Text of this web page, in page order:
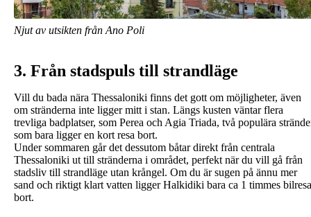
Njut av utsikten från Ano Poli
3. Från stadspuls till strandläge
Vill du bada nära Thessaloniki finns det gott om möjligheter, även
om stränderna inte ligger mitt i stan. Längs kusten väntar flera
trevliga badplatser, som Perea och Agia Triada, två populära
som bara ligger en kort resa bort.
Under sommaren går det dessutom båtar direkt från centrala
Thessaloniki ut till stränderna i området, perfekt när du vill gå från
stadsliv till strandläge utan krångel. Om du är sugen på ännu mer
sand och riktigt klart vatten ligger Halkidiki bara ca 1 timmes bilresa
bort.